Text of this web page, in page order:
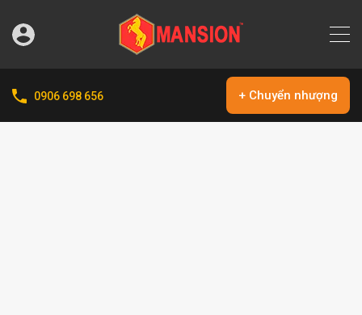
0906 698 656 + Chuyển nhượng